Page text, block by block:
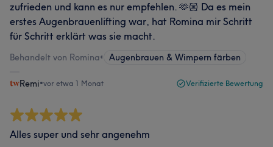
zufrieden und kann es nur empfehlen. 🫶🏼 Da es mein
erstes Augenbrauenlifting war, hat Romina mir Schritt
für Schritt erklärt was sie macht.
Behandelt von Romina• Augenbrauen & Wimpern färben
Remi•vor etwa 1 Monat Verifizierte Bewertung
Alles super und sehr angenehm